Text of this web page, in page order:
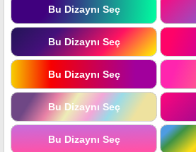
Bu Dizaynı Seç
Bu Dizaynı Seç
Bu Dizaynı Seç
Bu Dizaynı Seç
Bu Dizaynı Seç